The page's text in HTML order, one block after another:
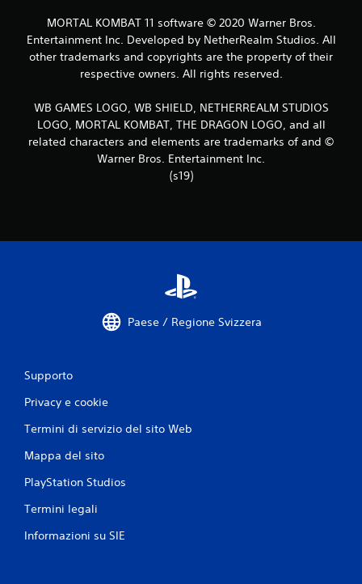
d
a
6
v
MORTAL KOMBAT 11 software © 2020 Warner Bros.
Entertainment Inc. Developed by NetherRealm Studios. All
other trademarks and copyrights are the property of their
respective owners. All rights reserved.
WB GAMES LOGO, WB SHIELD, NETHERREALM STUDIOS
LOGO, MORTAL KOMBAT, THE DRAGON LOGO, and all
related characters and elements are trademarks of and ©
Warner Bros. Entertainment Inc.
(s19)
Paese / Regione Svizzera
Supporto
Privacy e cookie
Termini di servizio del sito Web
Mappa del sito
PlayStation Studios
Termini legali
Informazioni su SIE